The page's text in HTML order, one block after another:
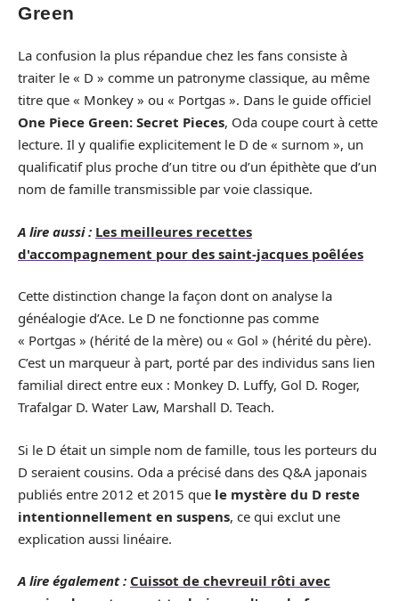
Green
La confusion la plus répandue chez les fans consiste à
traiter le « D » comme un patronyme classique, au même
titre que « Monkey » ou « Portgas ». Dans le guide officiel
One Piece Green: Secret Pieces, Oda coupe court à cette
lecture. Il y qualifie explicitement le D de « surnom », un
qualificatif plus proche d’un titre ou d’un épithète que d’un
nom de famille transmissible par voie classique.
A lire aussi : Les meilleures recettes
d'accompagnement pour des saint-jacques poêlées
Cette distinction change la façon dont on analyse la
généalogie d’Ace. Le D ne fonctionne pas comme
« Portgas » (hérité de la mère) ou « Gol » (hérité du père).
C’est un marqueur à part, porté par des individus sans lien
familial direct entre eux : Monkey D. Luffy, Gol D. Roger,
Trafalgar D. Water Law, Marshall D. Teach.
Si le D était un simple nom de famille, tous les porteurs du
D seraient cousins. Oda a précisé dans des Q&A japonais
publiés entre 2012 et 2015 que le mystère du D reste
intentionnellement en suspens, ce qui exclut une
explication aussi linéaire.
A lire également : Cuissot de chevreuil rôti avec